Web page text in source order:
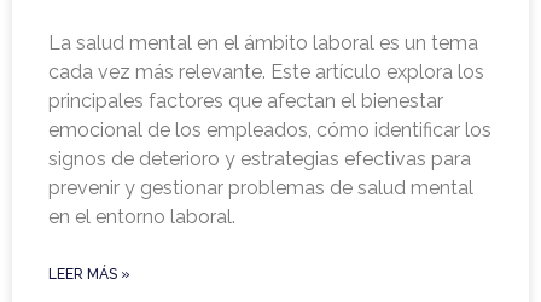
La salud mental en el ámbito laboral es un tema
cada vez más relevante. Este artículo explora los
principales factores que afectan el bienestar
emocional de los empleados, cómo identificar los
signos de deterioro y estrategias efectivas para
prevenir y gestionar problemas de salud mental
en el entorno laboral.
LEER MÁS »